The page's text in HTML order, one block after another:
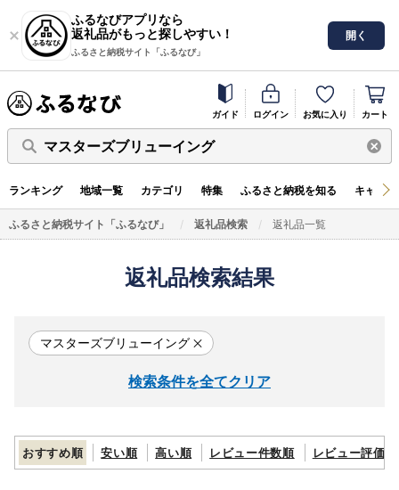
ふるなびアプリなら
返礼品がもっと探しやすい！
ふるさと納税サイト「ふるなび」
開く
ガイド ログイン お気に入り カート
マスターズブリューイング
ランキング 地域一覧 カテゴリ 特集 ふるさと納税を知る キャン
ふるさと納税サイト「ふるなび」 返礼品検索 返礼品一覧
返礼品検索結果
マスターズブリューイング
検索条件を全てクリア
おすすめ順 安い順 高い順 レビュー件数順 レビュー評価順